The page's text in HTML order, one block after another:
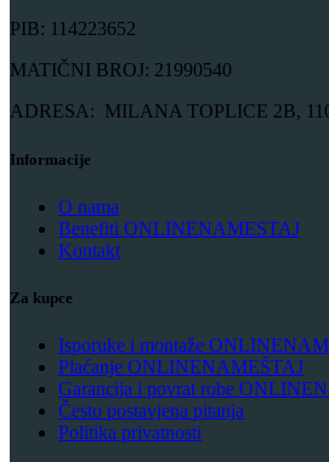
PIB: 114223652
MATIČNI BROJ: 21990540
ADRESA: MILANA TOPLICE 2B,
Informacije
O nama
Benefiti ONLINENAMESTAJ
Kontakt
Za kupce
Isporuke i montaže
Plaćanje ONLINENAMEŠTAJ
Garancija i povrat robe
Često postavjena pitanja
Politika privatnosti